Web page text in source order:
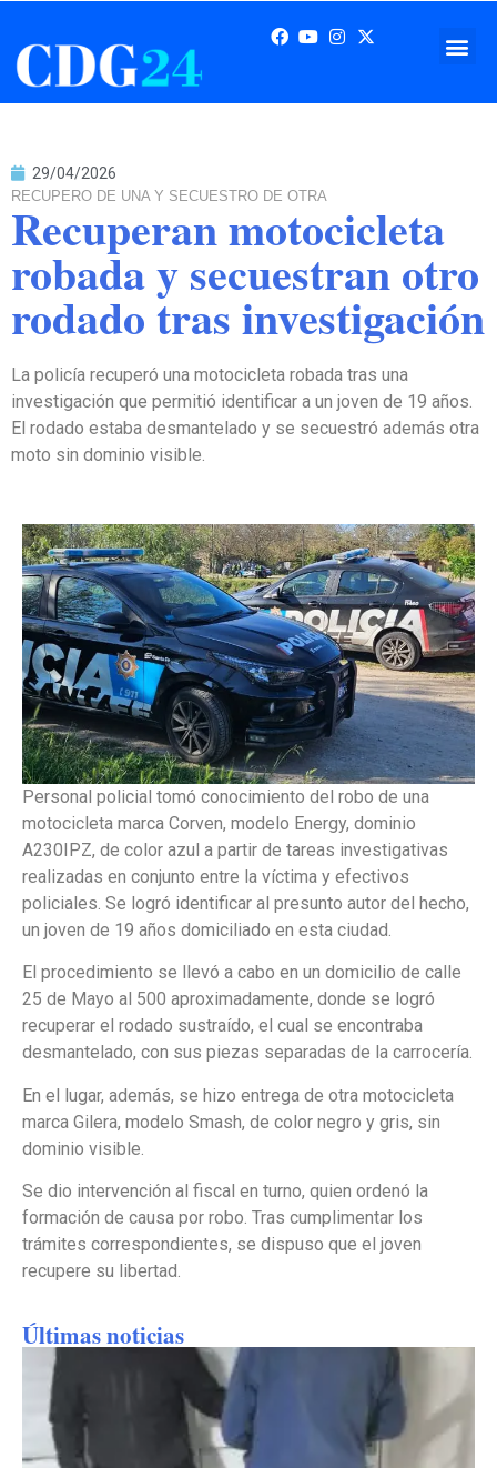
29/04/2026
RECUPERO DE UNA Y SECUESTRO DE OTRA
Recuperan motocicleta
robada y secuestran otro
rodado tras investigación
La policía recuperó una motocicleta robada tras una
investigación que permitió identificar a un joven de 19 años.
El rodado estaba desmantelado y se secuestró además otra
moto sin dominio visible.
Personal policial tomó conocimiento del robo de una
motocicleta marca Corven, modelo Energy, dominio
A230IPZ, de color azul a partir de tareas investigativas
realizadas en conjunto entre la víctima y efectivos
policiales. Se logró identificar al presunto autor del hecho,
un joven de 19 años domiciliado en esta ciudad.
El procedimiento se llevó a cabo en un domicilio de calle
25 de Mayo al 500 aproximadamente, donde se logró
recuperar el rodado sustraído, el cual se encontraba
desmantelado, con sus piezas separadas de la carrocería.
En el lugar, además, se hizo entrega de otra motocicleta
marca Gilera, modelo Smash, de color negro y gris, sin
dominio visible.
Se dio intervención al fiscal en turno, quien ordenó la
formación de causa por robo. Tras cumplimentar los
trámites correspondientes, se dispuso que el joven
recupere su libertad.
Últimas noticias